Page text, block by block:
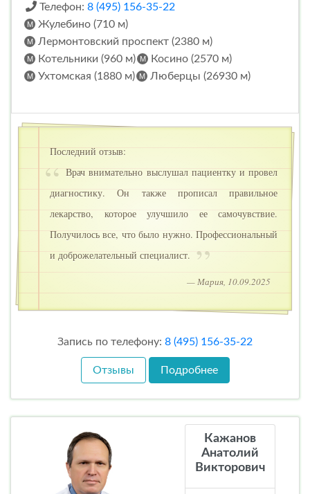
Телефон: 8 (495) 156-35-22
Жулебино (710 м)
Лермонтовский проспект (2380 м)
Котельники (960 м)
Косино (2570 м)
Ухтомская (1880 м)
Люберцы (26930 м)
Последний отзыв:
Врач внимательно выслушал пациентку и провел
диагностику. Он также прописал правильное
лекарство, которое улучшило ее самочувствие.
Получилось все, что было нужно. Профессиональный
и доброжелательный специалист.
— Мария, 10.09.2025
Запись по телефону: 8 (495) 156-35-22
Отзывы Подробнее
Кажанов
Анатолий
Викторович